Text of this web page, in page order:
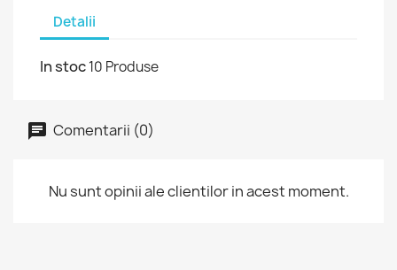
Detalii
In stoc10 Produse
Comentarii (0)
Nu sunt opinii ale clientilor in acest moment.